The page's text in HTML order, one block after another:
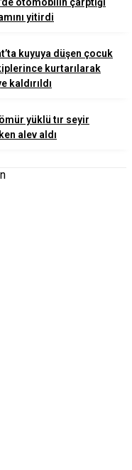
otomobilin çarptığı
yitirdi
kuyuya düşen çocuk
kurtarılarak
kaldırıldı
yüklü tır seyir
alev aldı